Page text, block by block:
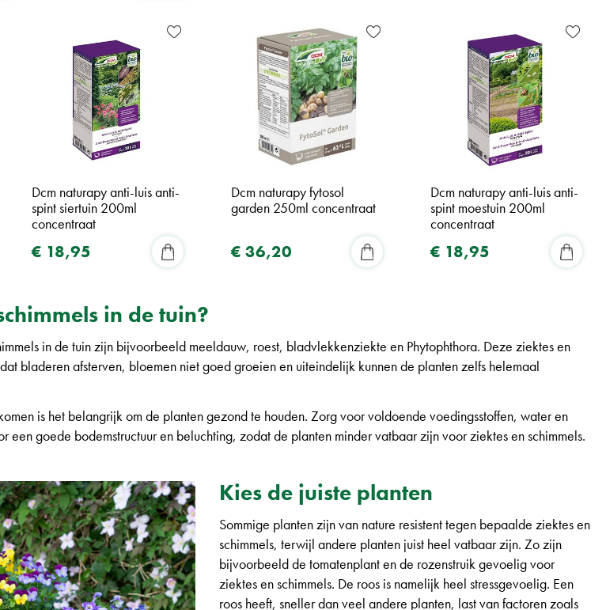
Dcm naturapy anti-luis anti-
spint siertuin 200ml
concentraat
€ 18,95
Dcm naturapy fytosol
garden 250ml concentraat
€ 36,20
Dcm naturapy anti-luis anti-
spint moestuin 200ml
concentraat
€ 18,95
in de tuin?
in de tuin zijn bijvoorbeeld meeldauw, roest, bladvlekkenziekte en Phytophthora. Deze ziektes en
bladeren afsterven, bloemen niet goed groeien en uiteindelijk kunnen de planten zelfs helemaal
is het belangrijk om de planten gezond te houden. Zorg voor voldoende voedingsstoffen, water en
een goede bodemstructuur en beluchting, zodat de planten minder vatbaar zijn voor ziektes en schimmels.
Kies de juiste planten
Sommige planten zijn van nature resistent tegen bepaalde ziektes en
schimmels, terwijl andere planten juist heel vatbaar zijn. Zo zijn
bijvoorbeeld de tomatenplant en de rozenstruik gevoelig voor
ziektes en schimmels. De roos is namelijk heel stressgevoelig. Een
roos heeft, sneller dan veel andere planten, last van factoren zoals